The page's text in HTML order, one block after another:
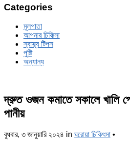
Categories
মূলপাতা
আপনার চিকিত্‍সা
স্বাস্থ্য টিপস
পুষ্টি
অন্যান্য
দ্রুত ওজন কমাতে সকালে খালি
পানীয়
বুধবার, ৩ জানুয়ারি ২০২৪ in ঘরোয়া চিকিৎসা •